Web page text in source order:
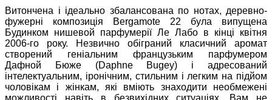
Витончена і ідеально збалансована по нотах, деревно-
фужерні композиція Bergamote 22 була випущена
Будинком нишевой парфумерії Ле Лабо в кінці квітня
2006-го року. Незвично обіграний класичний аромат
створений геніальним французьким парфумером
Дафной Бюже (Daphne Bugey) і адресований
інтелектуальним, іронічним, стильним і легким на підйом
чоловікам і жінкам, які вміють знаходити необмежені